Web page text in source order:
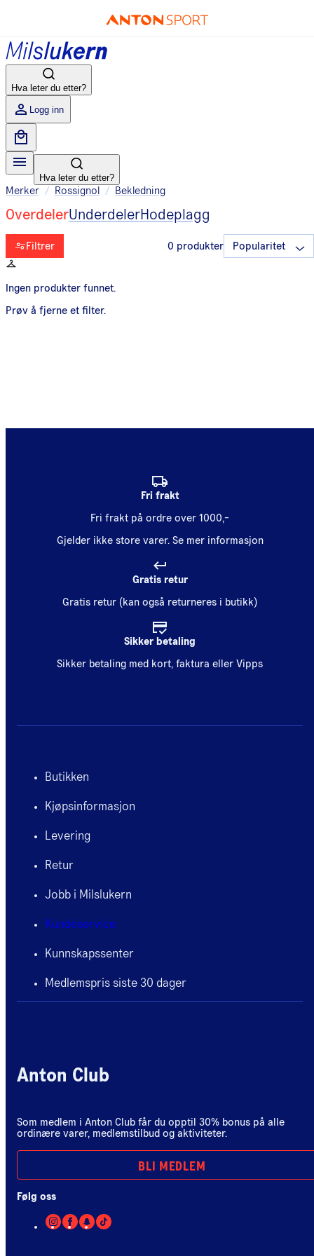
Hva leter du etter?
Logg inn
Hva leter du etter?
Merker / Rossignol / Bekledning
OverdelerUnderdelerHodeplagg
Filtrer 0 produkter
Ingen produkter funnet.
Prøv å fjerne et filter.
Fri frakt
Fri frakt på ordre over 1000,-
Gjelder ikke store varer. Se mer informasjon
Gratis retur
Gratis retur (kan også returneres i butikk)
Sikker betaling
Sikker betaling med kort, faktura eller Vipps
Butikken
Kjøpsinformasjon
Levering
Retur
Jobb i Milslukern
Kundeservice
Kunnskapssenter
Medlemspris siste 30 dager
Anton Club
Som medlem i Anton Club får du opptil 30% bonus på alle
ordinære varer, medlemstilbud og aktiviteter.
BLI MEDLEM
Følg oss